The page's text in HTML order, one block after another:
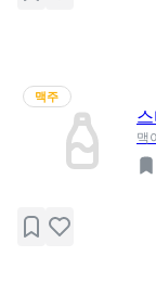
맥주
맥